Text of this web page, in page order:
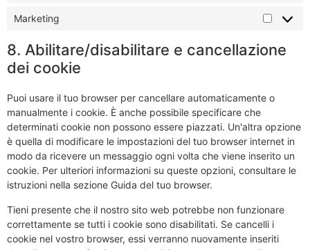
Marketing
8. Abilitare/disabilitare e cancellazione
dei cookie
Puoi usare il tuo browser per cancellare automaticamente o
manualmente i cookie. È anche possibile specificare che
determinati cookie non possono essere piazzati. Un'altra opzione
è quella di modificare le impostazioni del tuo browser internet in
modo da ricevere un messaggio ogni volta che viene inserito un
cookie. Per ulteriori informazioni su queste opzioni, consultare le
istruzioni nella sezione Guida del tuo browser.
Tieni presente che il nostro sito web potrebbe non funzionare
correttamente se tutti i cookie sono disabilitati. Se cancelli i
cookie nel vostro browser, essi verranno nuovamente inseriti